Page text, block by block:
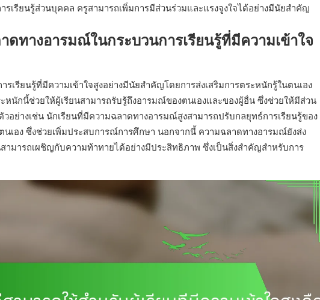
เรียนรู้ส่วนบุคคล ครูสามารถเพิ่มการมีส่วนร่วมและแรงจูงใจได้อย่างมีนัยสำคัญ
ทางอารมณ์ในกระบวนการเรียนรู้ที่มีความเข้าใจ
เรียนรู้ที่มีความเข้าใจสูงอย่างมีนัยสำคัญโดยการส่งเสริมการตระหนักรู้ในตนเอง
หนักนี้ช่วยให้ผู้เรียนสามารถรับรู้ถึงอารมณ์ของตนเองและของผู้อื่น ซึ่งช่วยให้มีส่วน
อย่างเช่น นักเรียนที่มีความฉลาดทางอารมณ์สูงสามารถปรับกลยุทธ์การเรียนรู้ของ
เอง ซึ่งช่วยเพิ่มประสบการณ์การศึกษา นอกจากนี้ ความฉลาดทางอารมณ์ยังส่ง
ามารถเผชิญกับความท้าทายได้อย่างมีประสิทธิภาพ ซึ่งเป็นสิ่งสำคัญสำหรับการ